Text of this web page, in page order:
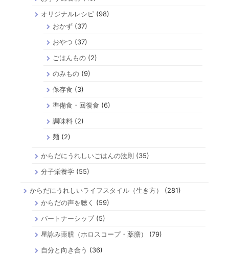
オリジナルレシピ (98)
おかず(37)
おやつ (37)
ごはんもの(2)
のみもの(9)
保存食 (3)
準備食・回復食 (6)
調味料(2)
麺 (2)
からだにうれしいごはんの法則 (35)
分子栄養学 (55)
からだにうれしいライフスタイル（生き方）
(281)
からだの声を聴く
(59)
パートナーシップ(5)
星詠み薬膳（ホロスコープ・薬膳）
(79)
自分と向き合う (36)